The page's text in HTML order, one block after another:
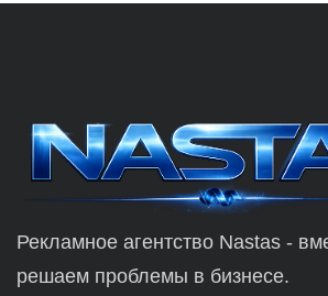
Рекламное агентство Nastas -
решаем проблемы в бизнесе.